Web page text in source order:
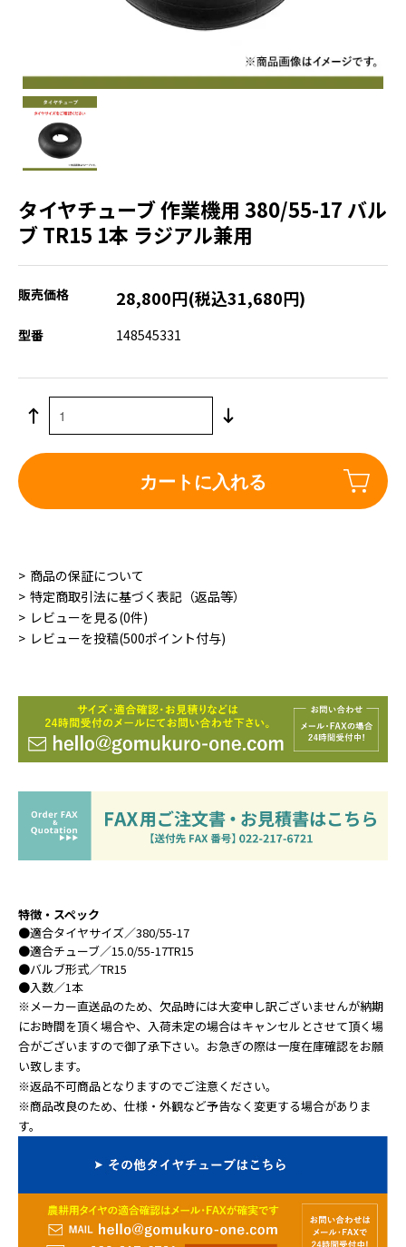
タイヤチューブ 作業機用 380/55-17 バル
ブ TR15 1本 ラジアル兼用
販売価格 28,800円(税込31,680円)
型番 148545331
カートに入れる
商品の保証について
特定商取引法に基づく表記（返品等）
レビューを見る(0件)
レビューを投稿(500ポイント付与)
特徴・スペック
●適合タイヤサイズ／380/55-17
●適合チューブ／15.0/55-17TR15
●バルブ形式／TR15
●入数／1本
※メーカー直送品のため、欠品時には大変申し訳ございませんが納期
にお時間を頂く場合や、入荷未定の場合はキャンセルとさせて頂く場
合がございますので御了承下さい。お急ぎの際は一度在庫確認をお願
い致します。
※返品不可商品となりますのでご注意ください。
※商品改良のため、仕様・外観など予告なく変更する場合がありま
す。